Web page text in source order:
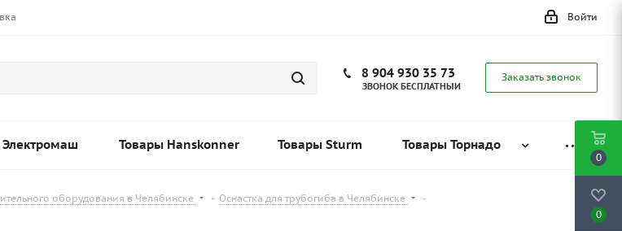
Войти
8 904 930 35 73
ЗВОНОК БЕСПЛАТНЫЙ
Заказать звонок
Электромаш Товары Hanskonner Товары Sturm Товары Торнадо
оборудования в Челябинске - Оснастка для трубогиба в Челябинске
-
0
0